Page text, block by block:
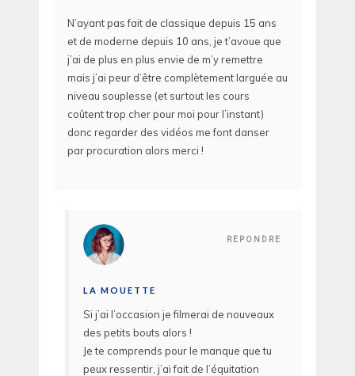
N’ayant pas fait de classique depuis 15 ans
et de moderne depuis 10 ans, je t’avoue que
j’ai de plus en plus envie de m’y remettre
mais j’ai peur d’être complètement larguée au
niveau souplesse (et surtout les cours
coûtent trop cher pour moi pour l’instant)
donc regarder des vidéos me font danser
par procuration alors merci !
REPONDRE
LA MOUETTE
Si j’ai l’occasion je filmerai de nouveaux
des petits bouts alors !
Je te comprends pour le manque que tu
peux ressentir, j’ai fait de l’équitation